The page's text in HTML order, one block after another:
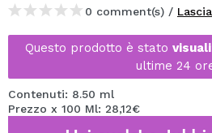
0 comment(s) /
Questo prodotto è stato
ultime 24
Contenuti: 8.50 ml
Prezzo x 100 Ml: 28,12€